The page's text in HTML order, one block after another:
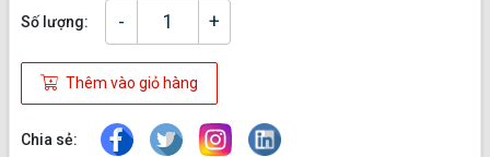
Số lượng: - +
Thêm vào giỏ hàng
Chia sẻ: